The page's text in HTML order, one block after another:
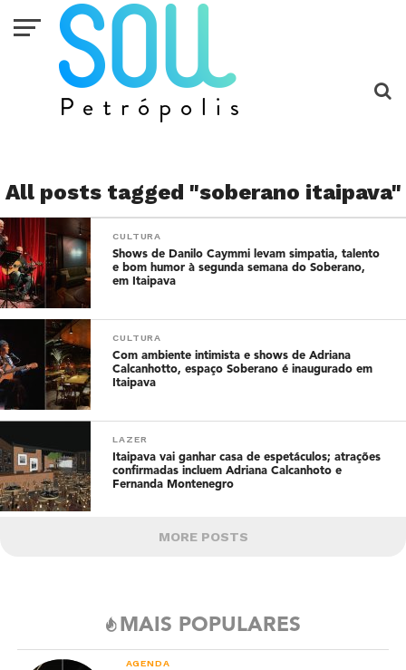
All posts tagged "soberano itaipava"
CULTURA
Shows de Danilo Caymmi levam simpatia, talento
e bom humor à segunda semana do Soberano,
em Itaipava
CULTURA
Com ambiente intimista e shows de Adriana
Calcanhotto, espaço Soberano é inaugurado em
Itaipava
LAZER
Itaipava vai ganhar casa de espetáculos; atrações
confirmadas incluem Adriana Calcanhoto e
Fernanda Montenegro
MORE POSTS
MAIS POPULARES
AGENDA